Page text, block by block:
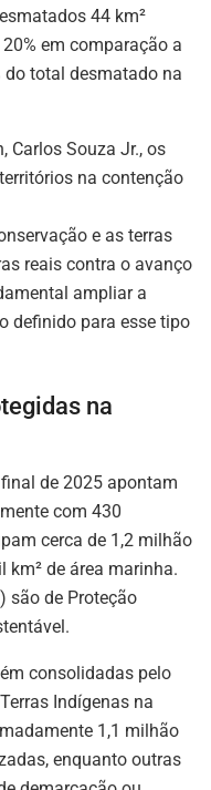
44 km²
em comparação a
do total desmatado na
Carlos Souza Jr., os
na contenção
e as terras
reais contra o avanço
ampliar a
definido para esse tipo
na
de 2025 apontam
com 430
cerca de 1,2 milhão
km² de área marinha.
são de Proteção
consolidadas pelo
Indígenas na
1,1 milhão
enquanto outras